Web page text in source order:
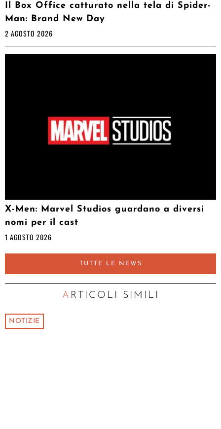
Il Box Office catturato nella tela di Spider-
Man: Brand New Day
2 AGOSTO 2026
X-Men: Marvel Studios guardano a diversi
nomi per il cast
1 AGOSTO 2026
TUTTE LE NEWS
ARTICOLI SIMILI
NOTIZIE